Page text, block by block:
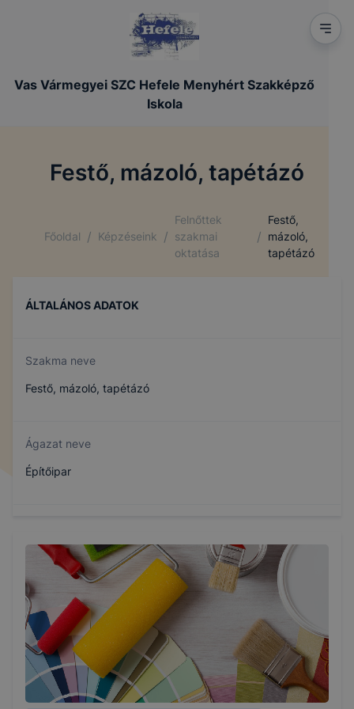
Vas Vármegyei SZC Hefele Menyhért Szakképző
Iskola
Festő, mázoló, tapétázó
Főoldal / Képzéseink /
Felnőttek
szakmai
oktatása
/
Festő,
mázoló,
tapétázó
ÁLTALÁNOS ADATOK
Szakma neve
Festő, mázoló, tapétázó
Ágazat neve
Építőipar
407320605
Képzés időtartama
3 év
Választható szakmairányok: